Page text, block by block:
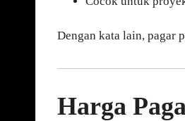
Dengan kata lain, pagar
Harga